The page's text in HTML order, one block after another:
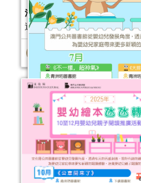
活動報名日期：2025年10月6日
通接受報名